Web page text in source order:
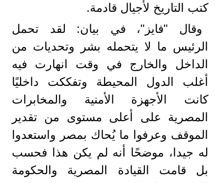
كتب التاريخ لأجيال قادمة.
وقال "فايز"، في بيان: لقد تحمل
الرئيس ما لا يتحمله بشر وتحديات من
الداخل والخارج في وقت انهارت فيه
أغلب الدول المحيطة وتفككت داخليًا
كانت الأجهزة الأمنية والمخابرات
المصرية على أعلى مستوى من تقدير
الموقف وعرفوا ما يُحاك بمصر واستعدوا
له جيدا، موضحًا أنه لم يكن هذا فحسب
بل قامت القيادة المصرية والحكومة